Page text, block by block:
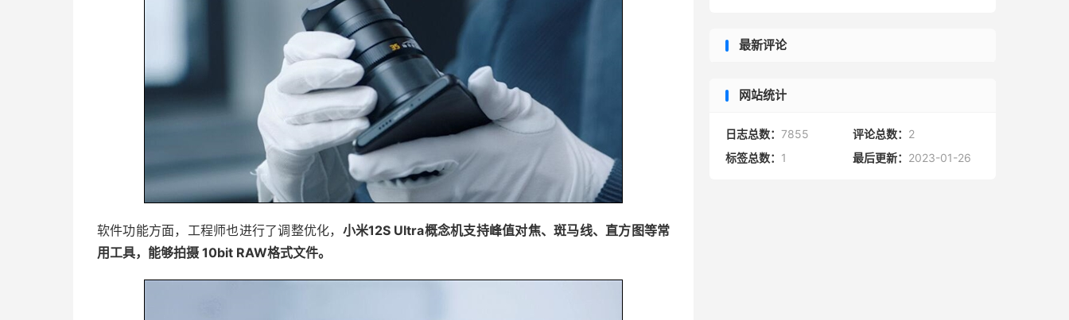
软件功能方面，工程师也进行了调整优化， 小米12S Ultra概念机支持峰值对焦、斑马线、直方图等常
用工具，能够拍摄 10bit RAW格式文件。
最新评论
网站统计
日志总数： 7855 评论总数： 2
标签总数： 1 最后更新： 2023-01-26